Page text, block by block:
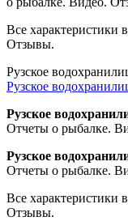
Все характеристики
Отзывы.
Рузское
Рузское
Рузское
Отчеты о рыбалке.
Рузское
Отчеты о рыбалке.
Все характеристики
Отзывы.